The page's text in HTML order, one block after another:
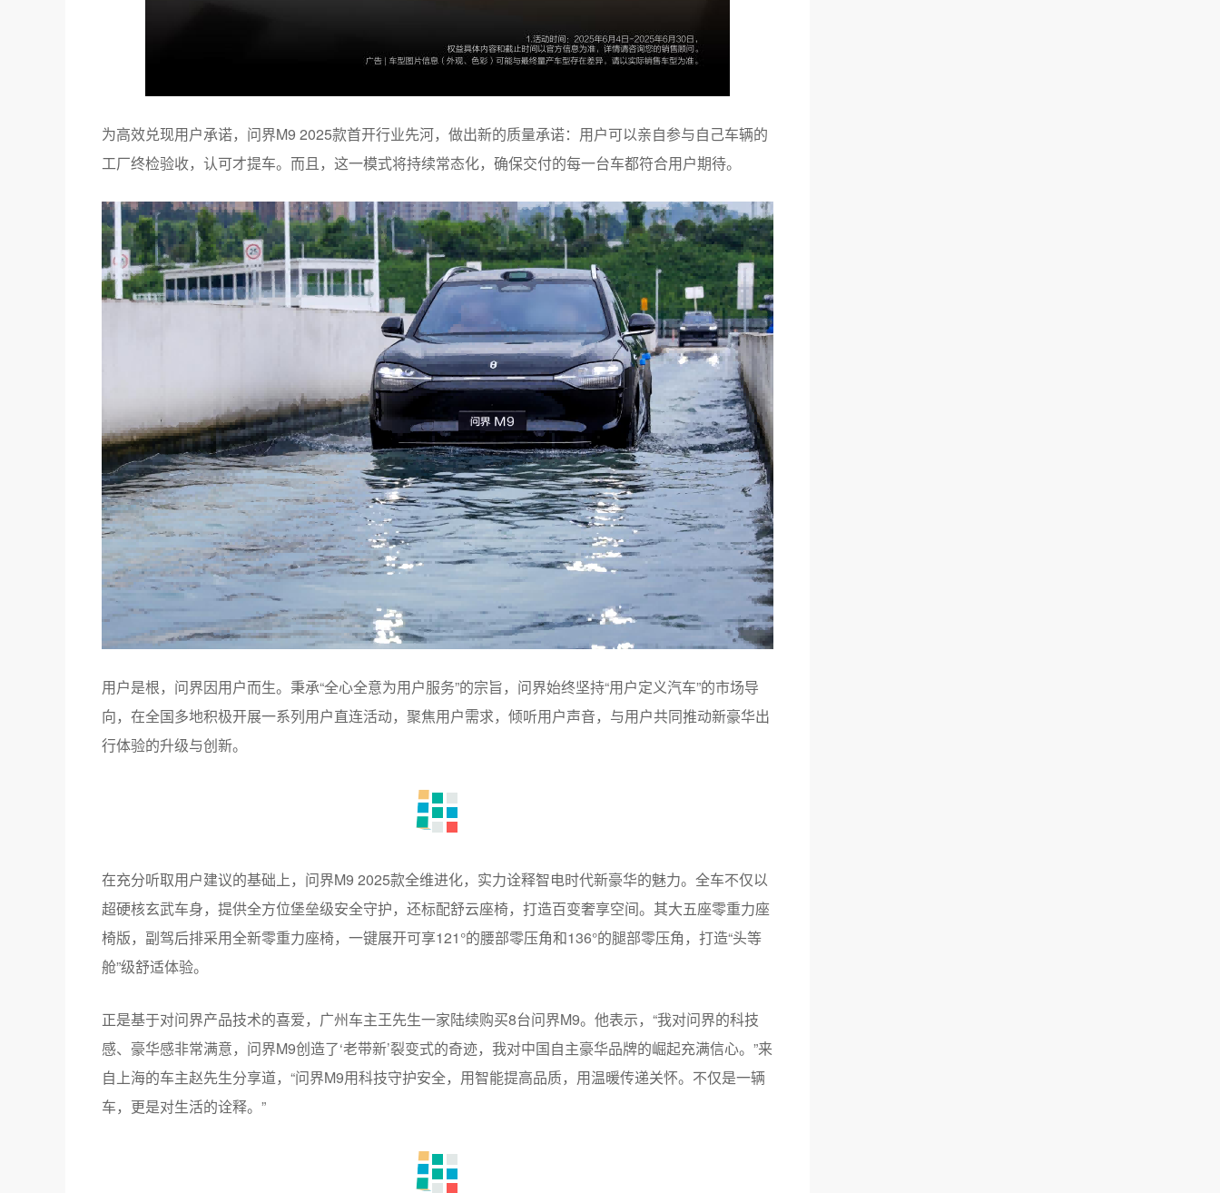
为高效兑现用户承诺，问界M9 2025款首开行业先河，做出新的质量承诺：用户可以亲自参与自己车辆的
工厂终检验收，认可才提车。而且，这一模式将持续常态化，确保交付的每一台车都符合用户期待。
用户是根，问界因用户而生。秉承“全心全意为用户服务”的宗旨，问界始终坚持“用户定义汽车”的市场导
向，在全国多地积极开展一系列用户直连活动，聚焦用户需求，倾听用户声音，与用户共同推动新豪华出
行体验的升级与创新。
在充分听取用户建议的基础上，问界M9 2025款全维进化，实力诠释智电时代新豪华的魅力。全车不仅以
超硬核玄武车身，提供全方位堡垒级安全守护，还标配舒云座椅，打造百变奢享空间。其大五座零重力座
椅版，副驾后排采用全新零重力座椅，一键展开可享121°的腰部零压角和136°的腿部零压角，打造“头等
舱”级舒适体验。
正是基于对问界产品技术的喜爱，广州车主王先生一家陆续购买8台问界M9。他表示，“我对问界的科技
感、豪华感非常满意，问界M9创造了‘老带新’裂变式的奇迹，我对中国自主豪华品牌的崛起充满信心。”来
自上海的车主赵先生分享道，“问界M9用科技守护安全，用智能提高品质，用温暖传递关怀。不仅是一辆
车，更是对生活的诠释。”